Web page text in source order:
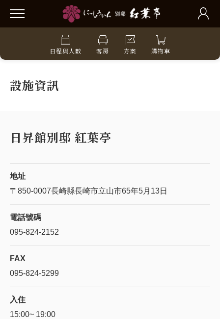
日程與人數 客房 方案 購物車
設施資訊
日昇館別邸 紅葉亭
地址
〒850-0007長崎縣長崎市立山市65年5月13日
電話號碼
095-824-2152
FAX
095-824-5299
入住
15:00~ 19:00